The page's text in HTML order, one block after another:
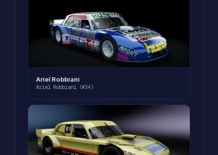
Ariel Robbiani
Ariel Robbiani (#34)